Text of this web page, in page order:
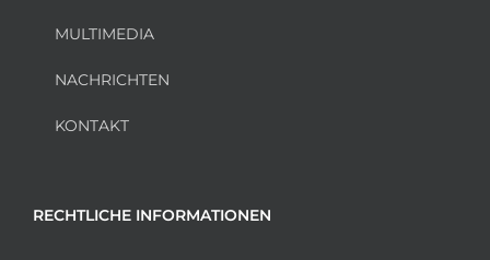
MULTIMEDIA
NACHRICHTEN
KONTAKT
RECHTLICHE INFORMATIONEN